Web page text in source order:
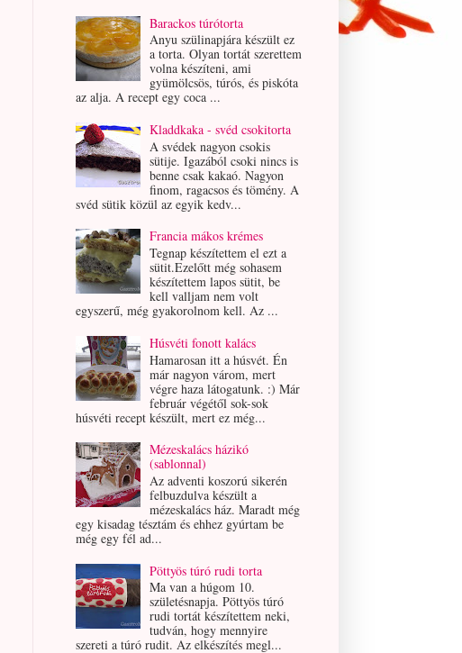
Barackos túrótorta
Anyu szülinapjára készült ez
a torta. Olyan tortát szerettem
volna készíteni, ami
gyümölcsös, túrós, és piskóta
az alja. A recept egy coca ...
Kladdkaka - svéd csokitorta
A svédek nagyon csokis
sütije. Igazából csoki nincs is
benne csak kakaó. Nagyon
finom, ragacsos és tömény. A
svéd sütik közül az egyik kedv...
Francia mákos krémes
Tegnap készítettem el ezt a
sütit.Ezelőtt még sohasem
készítettem lapos sütit, be
kell valljam nem volt
egyszerű, még gyakorolnom kell. Az ...
Húsvéti fonott kalács
Hamarosan itt a húsvét. Én
már nagyon várom, mert
végre haza látogatunk. :) Már
február végétől sok-sok
húsvéti recept készült, mert ez még...
Mézeskalács házikó
(sablonnal)
Az adventi koszorú sikerén
felbuzdulva készült a
mézeskalács ház. Maradt még
egy kisadag tésztám és ehhez gyúrtam be
még egy fél ad...
Pöttyös túró rudi torta
Ma van a húgom 10.
születésnapja. Pöttyös túró
rudi tortát készítettem neki,
tudván, hogy mennyire
szereti a túró rudit. Az elkészítés megl...